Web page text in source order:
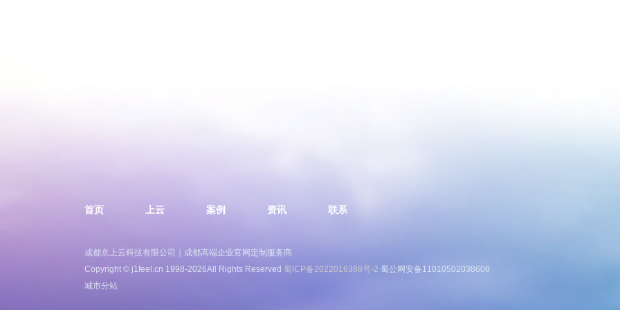
首页 上云 案例 资讯 联系
成都京上云科技有限公司｜成都高端企业官网定制服务商
Copyright © j1feel.cn 1998-2026All Rights Reserved 蜀ICP备2022016388号-2 蜀公网安备11010502038608
城市分站